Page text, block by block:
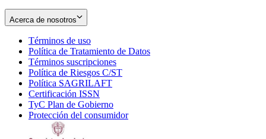
Acerca de nosotros
Términos de uso
in
new
window
Política de Tratamiento de Datos
Términos suscripciones
in
Política de Riesgos C/ST
Política SAGRILAFT
new
window
Certificación ISSN
in
new
TyC Plan de Gobierno
in
Protección del consumidorOpens